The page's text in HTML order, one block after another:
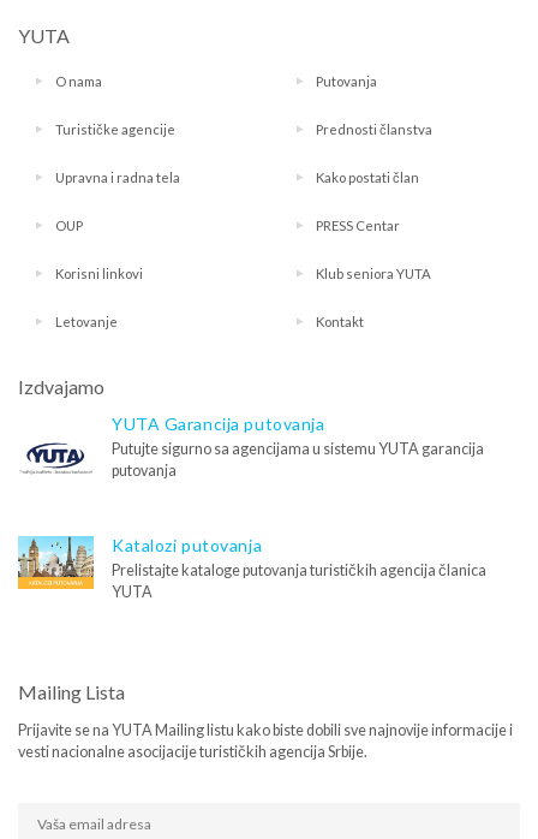
YUTA
O nama Putovanja
Turističke agencije Prednosti članstva
Upravna i radna tela Kako postati član
OUP PRESS Centar
Korisni linkovi Klub seniora YUTA
Letovanje Kontakt
Izdvajamo
YUTA Garancija putovanja
Putujte sigurno sa agencijama u sistemu YUTA garancija
putovanja
Katalozi putovanja
Prelistajte kataloge putovanja turističkih agencija članica
YUTA
Mailing Lista
Prijavite se na YUTA Mailing listu kako biste dobili sve najnovije informacije i
vesti nacionalne asocijacije turističkih agencija Srbije.